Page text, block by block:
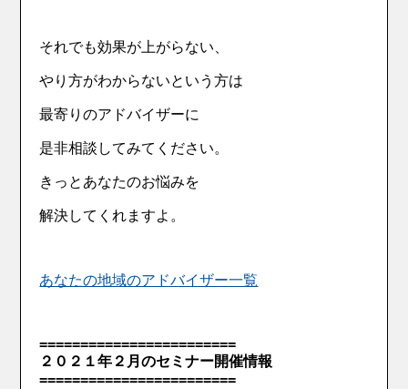
それでも効果が上がらない、
やり方がわからないという方は
最寄りのアドバイザーに
是非相談してみてください。
きっとあなたのお悩みを
解決してくれますよ。
あなたの地域のアドバイザー一覧
========================
２０２１年２月のセミナー開催情報
========================